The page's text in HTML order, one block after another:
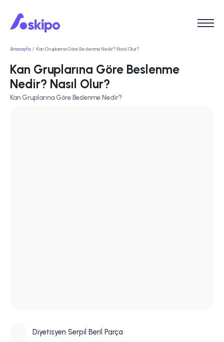
Anasayfa Kan Gruplarına Göre Beslenme Nedir? Nasıl Olur?
Kan Gruplarına Göre Beslenme
Nedir? Nasıl Olur?
Kan Gruplarına Göre Beslenme Nedir?
Diyetisyen Serpil Beril Parça